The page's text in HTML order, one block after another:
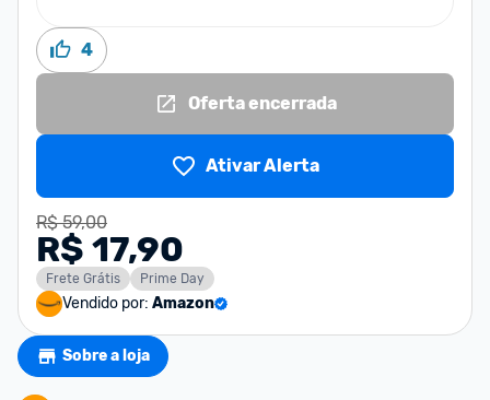
4
Oferta encerrada
Ativar Alerta
R$ 59,00
R$ 17,90
Frete Grátis Prime Day
Vendido por: Amazon
Sobre a loja